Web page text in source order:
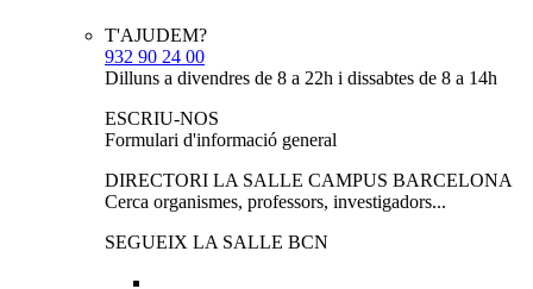
T'AJUDEM?
932 90 24 00
Dilluns a divendres de 8 a 22h i dissabtes de 8 a 14h
ESCRIU-NOS
Formulari d'informació general
DIRECTORI LA SALLE CAMPUS BARCELONA
Cerca organismes, professors, investigadors...
SEGUEIX LA SALLE BCN